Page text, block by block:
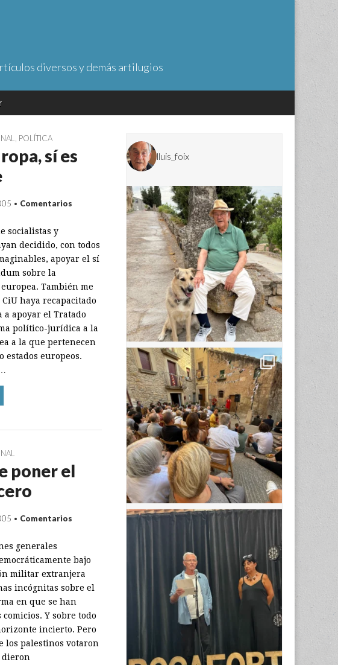
diversos y demás artilugios
POLÍTICA
sí es
• Comentarios
socialistas y
decidido, con todos
apoyar el sí
sobre la
También me
haya recapacitado
a apoyar el Tratado
político-jurídica a la
a la que pertenecen
estados europeos.
poner el
• Comentarios
poner
generales
bajo
militar extranjera
incógnitas sobre el
en que se han
Y sobre todo
incierto. Pero
los palestinos votaron
dieron
lluis_foix